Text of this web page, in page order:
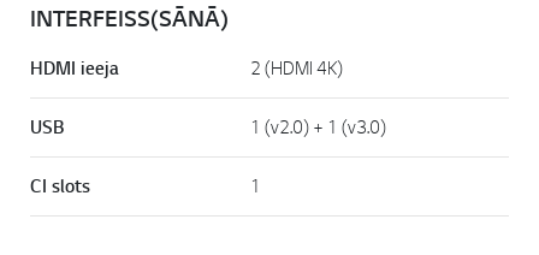
INTERFEISS(SĀNĀ)
HDMI ieeja 2 (HDMI 4K)
USB 1 (v2.0) + 1 (v3.0)
CI slots 1